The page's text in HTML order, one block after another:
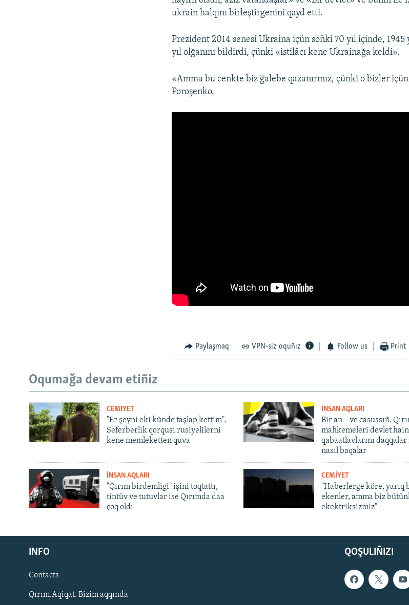
Русский
Українською
QOŞULIÑIZ!
ukrain halqını birleştirgenini qayd etti.
Prezident 2014 senesi Ukraina içün soñki 70 yıl içinde, 1945
yıl olğanını bildirdi, çünki «istilâcı kene Ukrainağa keldi».
«Amma bu cenkte biz ğalebe qazanırmız, çünki o bizler
Poroşenko.
Paylaşmaq VPN-siz oquñız Follow us Print
Oqumağa devam etiñiz
CEMİYET
"Er şeyni eki künde taşlap kettim".
Seferberlik qorqusı rusiyelilerni
kene memleketten quva
İNSAN AQLARI
Bir an – ve casussıñ.
mahkemeleri devlet
qabaatlavlarını
nasıl baqalar
İNSAN AQLARI
"Qırım birdemligi" işini toqtattı,
tintüv ve tutuvlar ise Qırımda daa
çoq oldı
CEMİYET
"Haberlerge köre, yarıq
ekenler, amma biz
ekektriksizmiz"
QOŞULIÑIZ!
INFO
Contacts
Qırım.Aqiqat. Bizim aqqında